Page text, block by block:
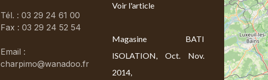
Tél. : 03 29 24 61 00
Fax : 03 29 24 52 54
Email :
charpimo@wanadoo.fr
Voir l'article
Magasine BATI
ISOLATION, Oct. Nov.
2014,